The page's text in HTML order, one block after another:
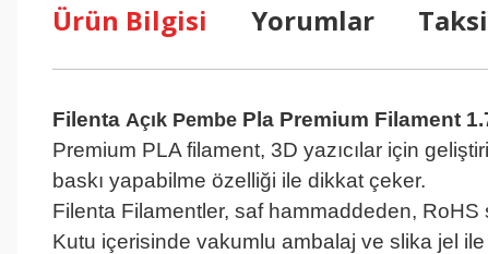
Ürün Bilgisi Yorumlar
Filenta Açık Pembe Pla Premium Filament
Premium PLA filament, 3D yazıcılar için
baskı yapabilme özelliği ile dikkat çeker.
Filenta Filamentler, saf hammaddeden,
Kutu içerisinde vakumlu ambalaj ve slika jel